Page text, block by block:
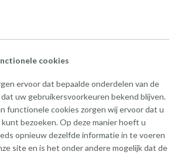
cookies
ervoor dat bepaalde onderdelen van de
uw gebruikersvoorkeuren bekend blijven.
functionele cookies zorgen wij ervoor dat u
bezoeken. Op deze manier hoeft u
opnieuw dezelfde informatie in te voeren
site en is het onder andere mogelijk dat de